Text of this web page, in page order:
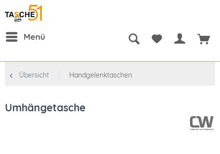
Menü
Übersicht Handgelenktaschen
Umhängetasche